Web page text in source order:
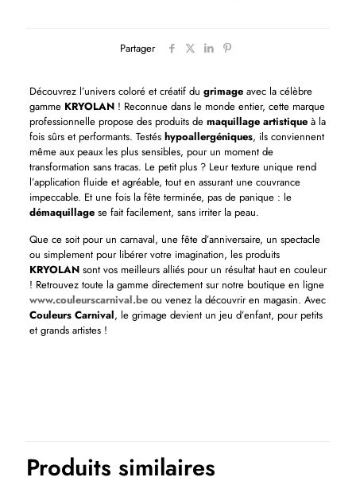
Partager
Découvrez l’univers coloré et créatif du grimageavec la célèbre
gamme KRYOLAN! Reconnue dans le monde entier, cette marque
professionnelle propose des produits de maquillage artistiqueà la
fois sûrs et performants. Testés hypoallergéniques, ils conviennent
même aux peaux les plus sensibles, pour un moment de
transformation sans tracas. Le petit plus ? Leur texture unique rend
l’application fluide et agréable, tout en assurant une couvrance
impeccable. Et une fois la fête terminée, pas de panique : le
démaquillagese fait facilement, sans irriter la peau.
Que ce soit pour un carnaval, une fête d’anniversaire, un spectacle
ou simplement pour libérer votre imagination, les produits
KRYOLANsont vos meilleurs alliés pour un résultat haut en couleur
! Retrouvez toute la gamme directement sur notre boutique en ligne
www.couleurscarnival.beou venez la découvrir en magasin. Avec
Couleurs Carnival, le grimage devient un jeu d’enfant, pour petits
et grands artistes !
Produits similaires